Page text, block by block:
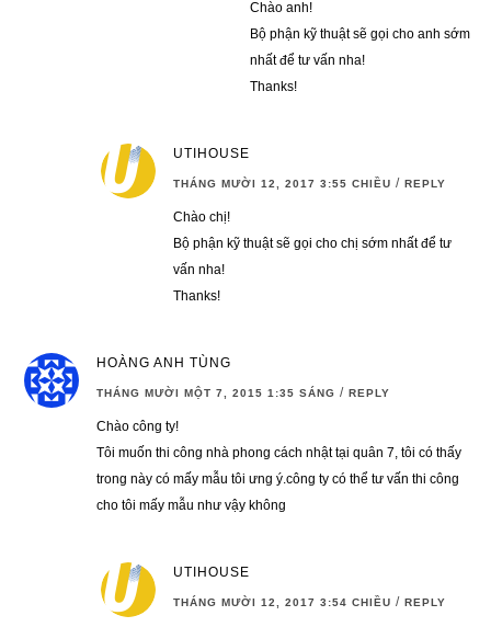
Chào anh!
Bộ phận kỹ thuật sẽ gọi cho anh sớm
nhất để tư vấn nha!
Thanks!
UTIHOUSE
THÁNG MƯỜI 12, 2017 3:55 CHIỀU / REPLY
Chào chị!
Bộ phận kỹ thuật sẽ gọi cho chị sớm nhất để tư
vấn nha!
Thanks!
HOÀNG ANH TÙNG
THÁNG MƯỜI MỘT 7, 2015 1:35 SÁNG / REPLY
Chào công ty!
Tôi muốn thi công nhà phong cách nhật tại quân 7, tôi có thấy
trong này có mấy mẫu tôi ưng ý.công ty có thể tư vấn thi công
cho tôi mấy mẫu như vậy không
UTIHOUSE
THÁNG MƯỜI 12, 2017 3:54 CHIỀU / REPLY